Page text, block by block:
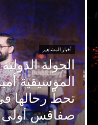
أخبار المشاهير
الجولة
الموسيقية
تحطّ رحالها
صفاقس